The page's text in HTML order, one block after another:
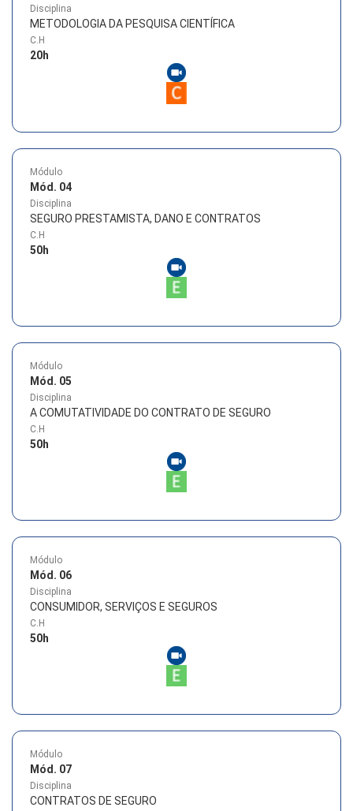
Disciplina
METODOLOGIA DA PESQUISA CIENTÍFICA
C.H
20h
Módulo
Mód. 04
Disciplina
SEGURO PRESTAMISTA, DANO E CONTRATOS
C.H
50h
Módulo
Mód. 05
Disciplina
A COMUTATIVIDADE DO CONTRATO DE SEGURO
C.H
50h
Módulo
Mód. 06
Disciplina
CONSUMIDOR, SERVIÇOS E SEGUROS
C.H
50h
Módulo
Mód. 07
Disciplina
CONTRATOS DE SEGURO